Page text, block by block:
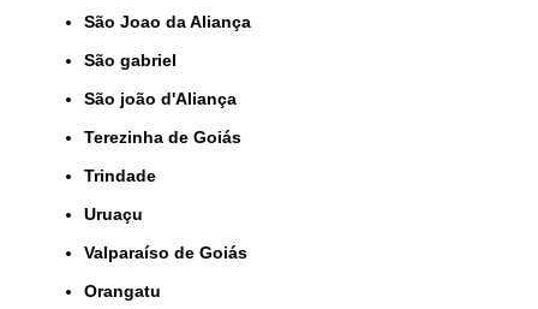
São Joao da Aliança
São gabriel
São joão d'Aliança
Terezinha de Goiás
Trindade
Uruaçu
Valparaíso de Goiás
orangatu